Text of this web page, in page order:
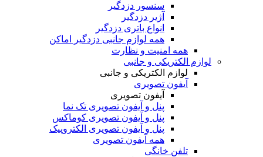
سنسور دزدگیر
آژیر دزدگیر
انواع باتری دزدگیر
همه لوازم جانبی دزدگیر اماکن
همه امنیت و نظارت
لوازم الکتریکی و جانبی
لوازم الکتریکی و جانبی
آیفون تصویری
آیفون تصویری
پنل و آیفون تصویری تک نما
پنل و آیفون تصویری کوماکس
پنل و آیفون تصویری الکتروپیک
همه آیفون تصویری
تلفن خانگی